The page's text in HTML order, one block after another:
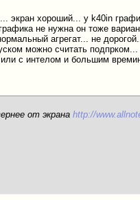
экран хороший... у k40in
не нужна он тоже
агрегат... не
можно считать
с интелом и большим
от экранаhttp://